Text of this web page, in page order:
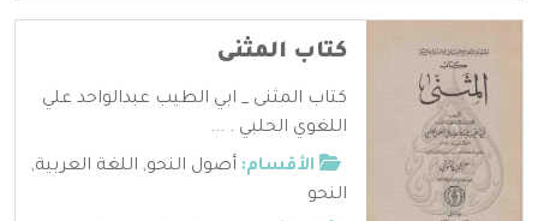
كتاب المثنى
كتاب المثنى _ ابي الطيب عبدالواحد علي
اللغوي الحلبي . ...
الأقسام: أصول النحو, اللغة العربية,
النحو